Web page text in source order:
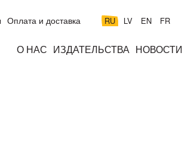
RU LV EN FR
Оплата и доставка
О НАС ИЗДАТЕЛЬСТВА НОВОСТИ